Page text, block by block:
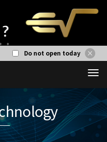
4
Do not open today